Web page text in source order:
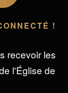
!
recevoir les
l'Église de